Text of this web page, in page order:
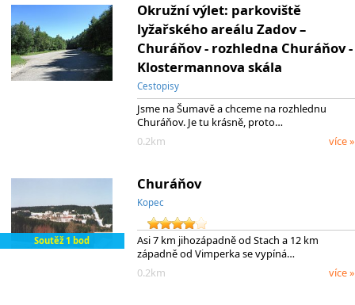
Okružní výlet: parkoviště
lyžařského areálu Zadov –
Churáňov - rozhledna Churáňov -
Klostermannova skála
Cestopisy
Jsme na Šumavě a chceme na rozhlednu
Churáňov. Je tu krásně, proto…
0.2km
více »
Soutěž 1 bod
Churáňov
Kopec
Asi 7 km jihozápadně od Stach a 12 km
západně od Vimperka se vypíná…
0.2km
více »